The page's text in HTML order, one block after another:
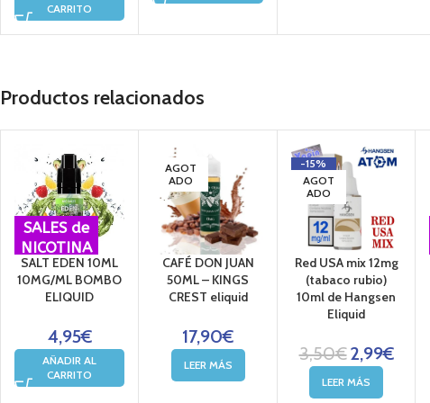
CARRITO
Productos relacionados
SALES de
NICOTINA
SALT EDEN 10ML
10MG/ML BOMBO
ELIQUID
4,95€
AÑADIR AL
CARRITO
AGOT
ADO
CAFÉ DON JUAN
50ML – KINGS
CREST eliquid
17,90€
LEER MÁS
-15%
AGOT
ADO
Red USA mix 12mg
(tabaco rubio)
10ml de Hangsen
Eliquid
3,50€2,99€
LEER MÁS